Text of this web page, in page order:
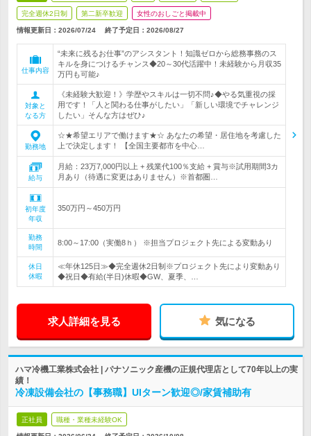
完全週休2日制 第二新卒歓迎 女性のおしごと掲載中
情報更新日：2026/07/24 終了予定日： 2026/08/27
仕事内容
“未来に残るお仕事”のアシスタント！知識ゼロから総務事務のス
キルを身につけるチャンス◆20～30代活躍中！未経験から月収35
万円も可能♪
対象と
なる方
《未経験大歓迎！》学歴やスキルは一切不問♪◆やる気重視の採
用です！「人と関わる仕事がしたい」「新しい環境でチャレンジ
したい」そんな方はぜひ♪
勤務地
☆★希望エリアで働けます★☆ あなたの希望・居住地を考慮した
上で決定します！ 【全国主要都市を中心…
給与
月給：23万7,000円以上 + 残業代100％支給 + 賞与※試用期間3カ
月あり（待遇に変更はありません）※首都圏…
初年度
年収
350万円～450万円
勤務
時間
8:00～17:00（実働8ｈ） ※担当プロジェクト先による変動あり
休日
休暇
≪年休125日≫◆完全週休2日制※プロジェクト先により変動あり
◆祝日◆有給(半日)休暇◆GW、夏季、…
求人詳細を見る 気になる
ハマ冷機工業株式会社 | パナソニック産機の正規代理店として70年以上の実
績！
冷凍設備会社の【事務職】UIターン歓迎◎/家賃補助有
正社員 職種・業種未経験OK